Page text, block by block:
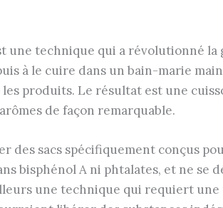
une technique qui a révolutionné
à le cuire dans un bain-marie
produits. Le résultat est une
de façon remarquable.
sacs spécifiquement conçus
bisphénol A ni phtalates, et ne se
une technique qui requiert